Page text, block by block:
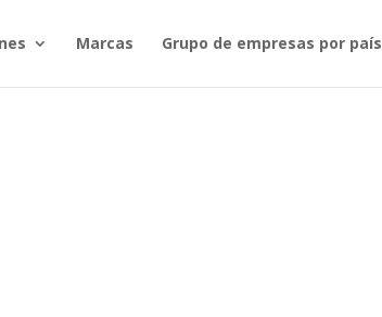
Marcas Grupo de empresas por país